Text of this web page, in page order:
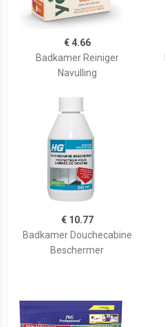
€ 4.66
Badkamer Reiniger
Navulling
€ 10.77
Badkamer Douchecabine
Beschermer